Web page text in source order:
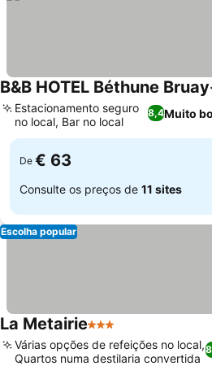
B&B HOTEL Béthune
8,4Muito
Estacionamento seguro
no local, Bar no local
De € 63
Consulte os preços de 11 sites
Escolha popular
La Metairie3 Estrelas
Várias opções de refeições no local,
Quartos numa destilaria convertida